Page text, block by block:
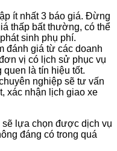
ít nhất 3 báo giá. Đừng
thấp bất thường, có thể
sinh phụ phí.
đánh giá từ các doanh
vị có lịch sử phục vụ
quen là tín hiệu tốt.
nghiệp sẽ tư vấn
xác nhận lịch giao xe
sẽ lựa chọn được dịch vụ
đáng có trong quá